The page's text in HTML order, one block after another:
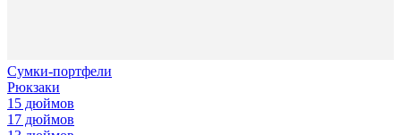
Сумки-портфели
Рюкзаки
15 дюймов
17 дюймов